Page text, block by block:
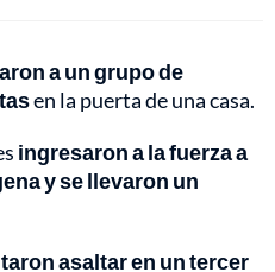
a un grupo de
en la puerta de una casa.
ingresaron a la fuerza a
y se llevaron un
asaltar en un tercer